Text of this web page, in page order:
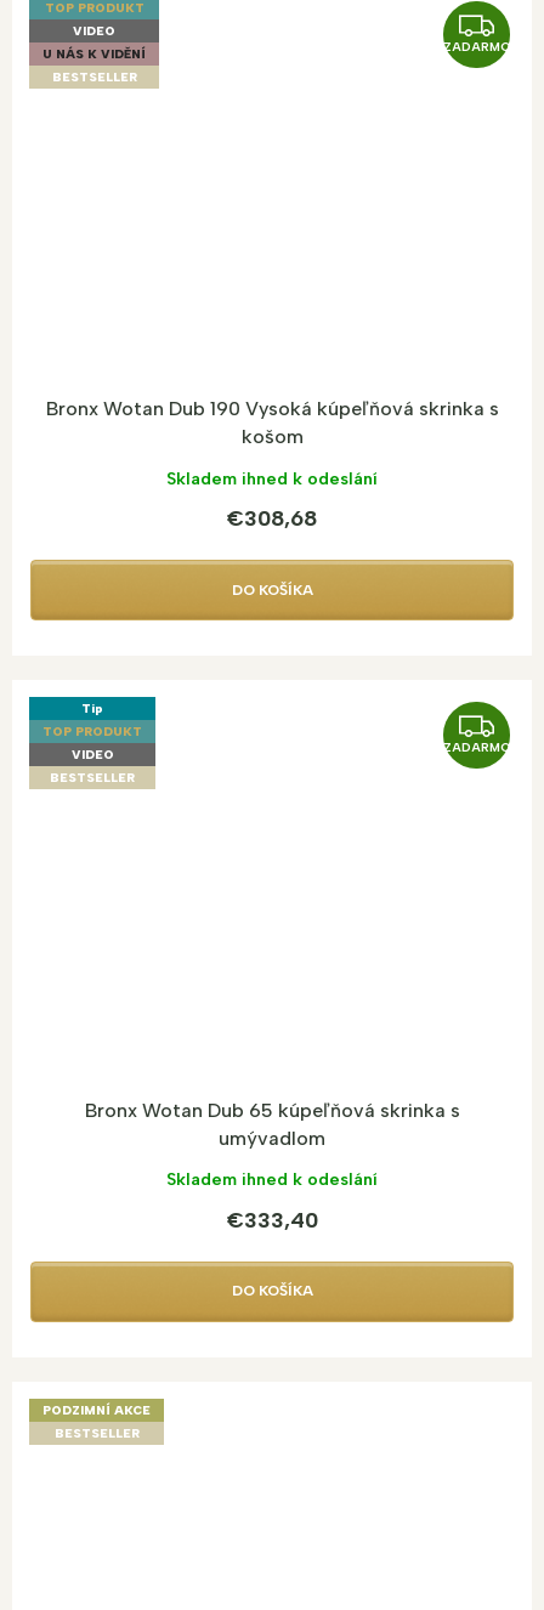
TOP PRODUKT
VIDEO
U NÁS K VIDĚNÍ
BESTSELLER
Z
A
ZADARMO
Bronx Wotan Dub 190 Vysoká kúpeľňová skrinka s
košom
Skladem ihned k odeslání
€308,68
DO KOŠÍKA
Tip
TOP PRODUKT
VIDEO
BESTSELLER
Z
A
ZADARMO
Bronx Wotan Dub 65 kúpeľňová skrinka s
umývadlom
Skladem ihned k odeslání
€333,40
DO KOŠÍKA
PODZIMNÍ AKCE
BESTSELLER